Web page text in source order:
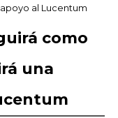
al Lucentum
como
una